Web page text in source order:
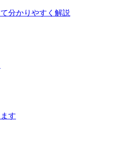
分かりやすく解説
す